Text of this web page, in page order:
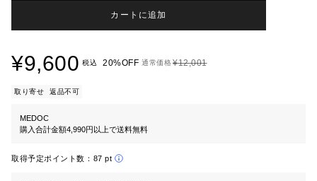
カートに追加
¥9,600 税込 20%OFF 通常価格¥12,001
取り寄せ 返品不可
MEDOC
購入合計金額4,990円以上で送料無料
取得予定ポイント数： 87 pt